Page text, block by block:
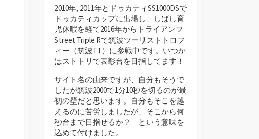
2010年, 2011年とドゥカティSS1000DSで
ドゥカティカップに出場し、しばし育
児休暇を経て2016年からトライアンフ
Street Triple Rで筑波ツーリストトロフ
ィー（筑波TT）に参戦中です。いつか
はストトリで表彰台を目指してます！
サイト名の由来ですが、自分もそうで
したが筑波2000で1分10秒を切るのが最
初の壁だと思います。自分もそこを越
えるのに苦労しましたが、そこから何
秒台まで目指せるか？ という意味を
込めて付けました。